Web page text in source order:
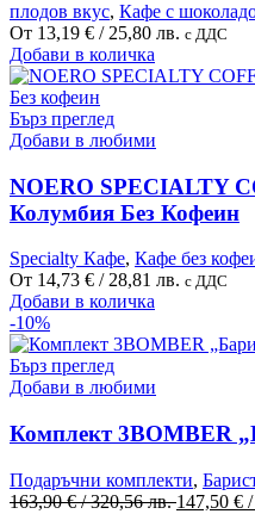
product
page
плодов вкус, Кафе с
От 13,19 € / 25,80 лв. с ДДС
Добави в количка
product
variants.
options
may
be
on
the
product
Бърз преглед
Добави в любими
NOERO SPECIALTY
Колумбия Без Кофеин
Specialty Кафе, Кафе без
От 14,73 € / 28,81 лв. с ДДС
Добави в количка
has
variants.
options
may
be
chosen
-10%
Бърз преглед
Добави в любими
Комплект 3BOMBER
Подаръчни комплекти,
163,90€/ 320,56 лв.Original
147,50 €